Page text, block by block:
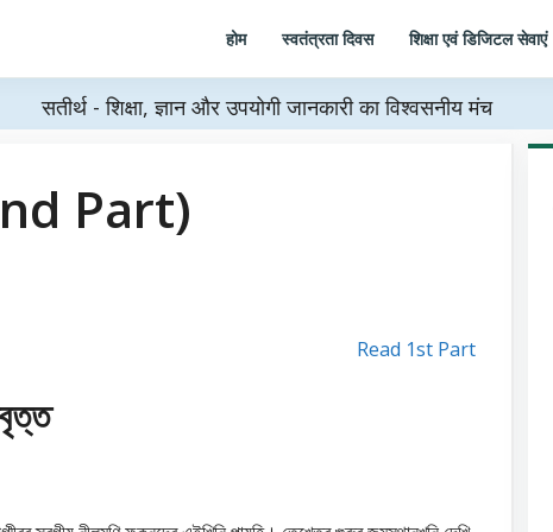
होम स्वतंत्रता दिवस शिक्षा एवं डिजिटल सेवाएं
सतीर्थ - शिक्षा, ज्ञान और उपयोगी जानकारी का विश्वसनीय मंच
Part)
Read 1st Part